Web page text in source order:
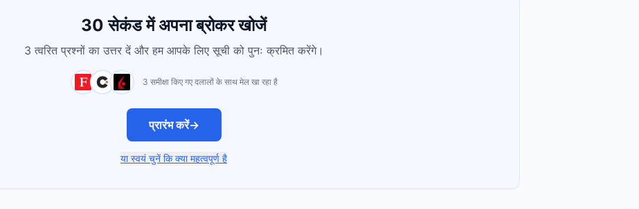
30 सेकंड में अपना ब्रोकर खोजें
3 त्वरित प्रश्नों का उत्तर दें और हम आपके लिए सूची को पुनः क्रमित करेंगे।
3 समीक्षा किए गए दलालों के साथ मेल खा रहा है
प्रारंभ करें→
या स्वयं चुनें कि क्या महत्वपूर्ण है